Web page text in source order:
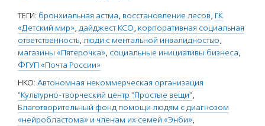
ТЕГИ: бронхиальная астма, восстановление лесов, ГК
«Детский мир», дайджест КСО, корпоративная социальная
ответственность, люди с ментальной инвалидностью,
магазины «Пятерочка», социальные инициативы бизнеса,
ФГУП «Почта России»
НКО: Автономная некоммерческая организация
"Культурно-творческий центр "Простые вещи",
Благотворительный фонд помощи людям с диагнозом
«нейробластома» и членам их семей «Энби»,